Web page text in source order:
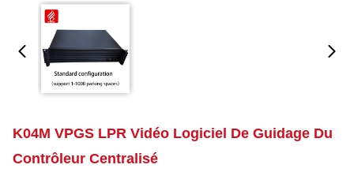
K04M VPGS LPR Vidéo Logiciel De Guidage Du
Contrôleur Centralisé